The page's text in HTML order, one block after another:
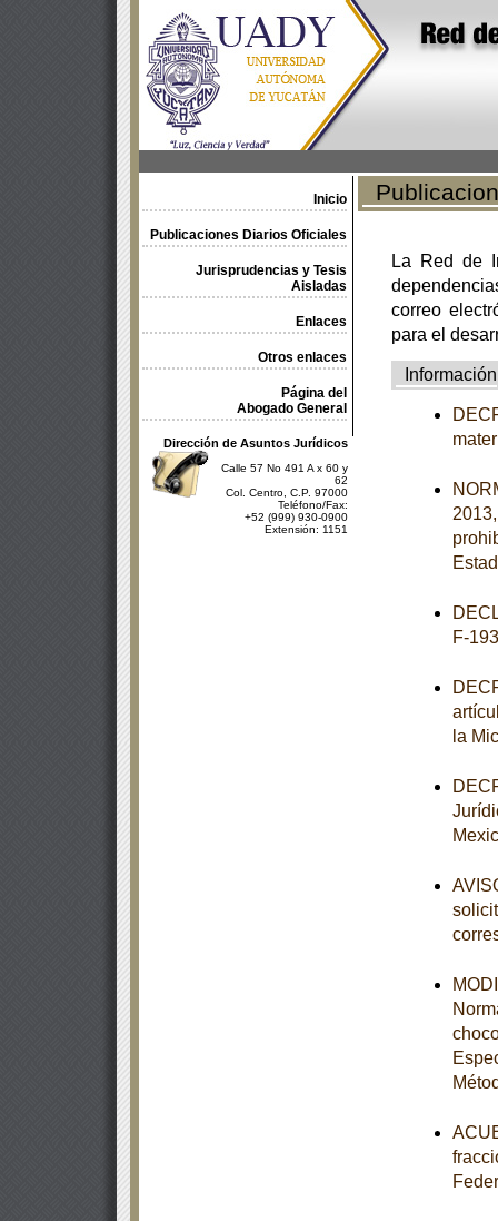
Inicio
Publicaciones Diarios Oficiales
Jurisprudencias y Tesis
Aisladas
Enlaces
Otros enlaces
Página del
Abogado General
Dirección de Asuntos Jurídicos
Calle 57 No 491 A x 60 y
62
Col. Centro, C.P. 97000
Teléfono/Fax:
+52 (999) 930-0900
Extensión: 1151
La Red de
correo
para el
Información
F-
la